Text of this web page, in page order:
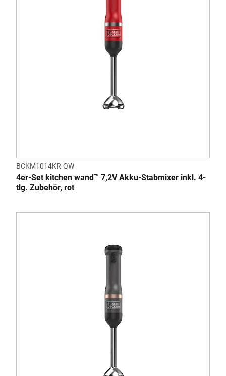
BCKM1014KR-QW
4er-Set kitchen wand™ 7,2V Akku-Stabmixer inkl. 4-
tlg. Zubehör, rot